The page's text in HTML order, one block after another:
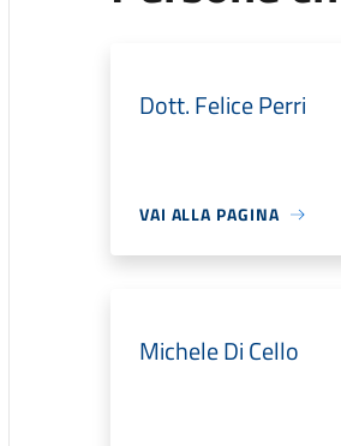
Dott. Felice Perri
VAI ALLA PAGINA
Michele Di Cello